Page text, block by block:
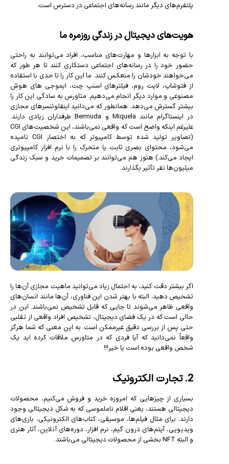
پلتفرم‌های دیگر مانند رسانه‌های اجتماعی در دسترس است.
هویت‌های دیجیتال در زندگی روزمره ما
با توجه به ابزارها و مهارت‌های مناسب، افراد می‌توانند به راحتی
حضور خود را در رسانه‌های اجتماعی دستکاری کنند تا هر طور که
می‌خواهند خودشان را منعکس کنند. ما این کار را تا حدی با استفاده
از فتوشاپ، لایت روم، فیلترهای اسنپ چت، ایموجی های هوش
مصنوعی و موارد دیگر انجام می‌دهیم. متاورس به سادگی این کار را
بیشتر گسترش می‌دهد. همانطور که می‌دانید اینفلوئنسرهای مجازی
در اینستاگرام مانند Miquela و Bermuda طرفداران زیادی دارند.
علیرغم اینکه واضح است که واقعی نمی‌باشند، این شخصیت‌های CGI
(تصاویر تولید شده توسط کامپیوتر که به اختصار CGI نامیده
می‌شود، محتوای بصری ثابت یا متحرک را با نرم افزار کامپیوتری
ایجاد می‌کند.) هنوز هم می‌توانند بر تصمیمات خرید و سبک زندگی
میلیون‌ها نفر تأثیر بگذارند.
اگر بیشتر دقت کنید، به احتمال زیاد می‌توانید ماهیت مجازی آن‌ها را
تشخیص دهید. البته با بهتر شدن این فناوری، آن‌ها مانند انسان‌های
واقعی ظاهر می‌شوند تا جایی که قابل تشخیص نمی‌باشند. این در
حالی است که در یک فضای دیجیتال، تشخیص افراد واقعی از تقلبی
حتی پس از بررسی دقیق غیرممکن است. به این معنی که شما هرگز
واقعاً نمی‌دانید که آیا فردی که در متاورس ملاقات کرده اید یک
شخص واقعی بوده است یا خیر!!!
2. تجارت الکترونیک
بسیاری از چیزهایی که امروزه خرید و فروش می‌کنیم، محصولات
دیجیتالی هستند، یعنی اقلام ناملموسی که به شکل دیجیتالی وجود
دارند. برای مثال فیلم‌ها، موسیقی، کتاب‌های الکترونیکی، بازی‌های
ویدیویی، آیتم‌های درون گیم، نرم افزار، دوره‌های آنلاین، آثار هنری
و البته NFT بخشی از محصولات دیجیتالی می‌باشند.